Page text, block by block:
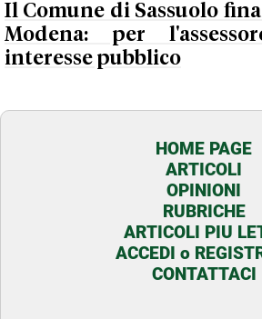
Il Comune di Sassuolo
Modena: per
interesse pubblico
HOME PAGE
ARTICOLI
OPINIONI
RUBRICHE
ARTICOLI PIU
ACCEDI o
CONTATTACI